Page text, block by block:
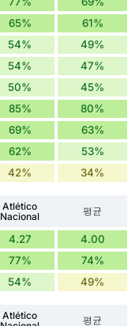
65% 61%
54% 49%
54% 47%
50% 45%
85% 80%
69% 63%
62% 53%
42% 34%
Atlético
Nacional
평균
4.27 4.00
77% 74%
54% 49%
Atlético
평균